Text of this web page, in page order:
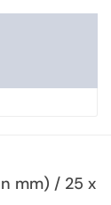
mm) / 25 x